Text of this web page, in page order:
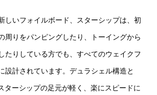
しいフォイルボード、スターシップは、初
周りをパンピングしたり、トーイングから
たりしている方でも、すべてのウェイクフ
設計されています。デュラシェル構造と
ターシップの足元が軽く、楽にスピードに